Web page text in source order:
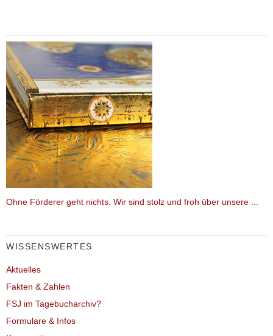
Ohne Förderer geht nichts. Wir sind stolz und froh über unsere ...
WISSENSWERTES
Aktuelles
Fakten & Zahlen
FSJ im Tagebucharchiv?
Formulare & Infos